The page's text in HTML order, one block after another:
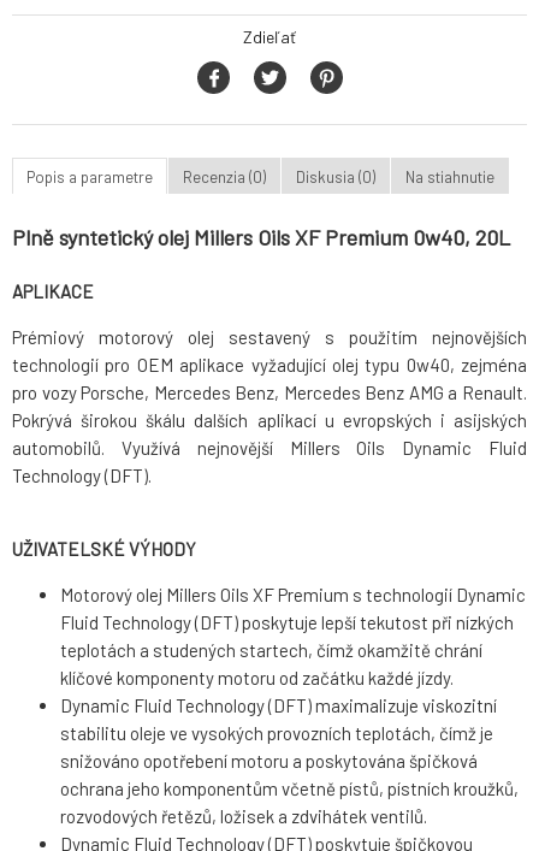
Zdieľať
Popis a parametre Recenzia (0) Diskusia (0) Na stiahnutie
Plně syntetický olej Millers Oils XF Premium 0w40, 20L
APLIKACE
Prémiový motorový olej sestavený s použitím nejnovějších
technologií pro OEM aplikace vyžadující olej typu 0w40, zejména
pro vozy Porsche, Mercedes Benz, Mercedes Benz AMG a Renault.
Pokrývá širokou škálu dalších aplikací u evropských i asijských
automobilů. Využívá nejnovější Millers Oils Dynamic Fluid
Technology (DFT).
UŽIVATELSKÉ VÝHODY
Motorový olej Millers Oils XF Premium s technologií Dynamic
Fluid Technology (DFT) poskytuje lepší tekutost při nízkých
teplotách a studených startech, čímž okamžitě chrání
klíčové komponenty motoru od začátku každé jízdy.
Dynamic Fluid Technology (DFT) maximalizuje viskozitní
stabilitu oleje ve vysokých provozních teplotách, čímž je
snižováno opotřebení motoru a poskytována špičková
ochrana jeho komponentům včetně pístů, pístních kroužků,
rozvodových řetězů, ložisek a zdvihátek ventilů.
Dynamic Fluid Technology (DFT) poskytuje špičkovou